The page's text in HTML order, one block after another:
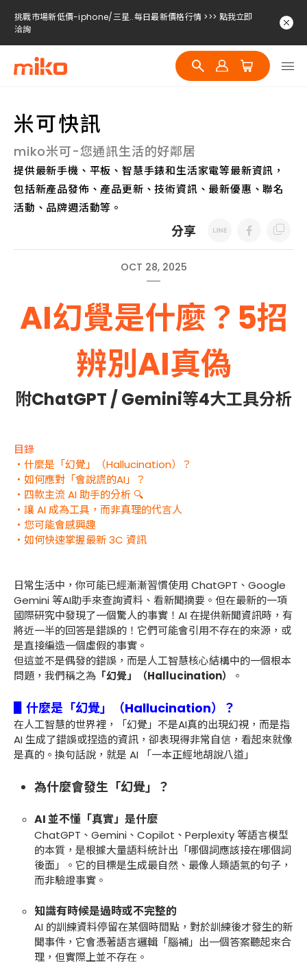
挑戰市場新低價-iphone/三星..每日最新價格行情 >>> 點我立即
洽詢
挑戰市場新低價-iphone/三星..每日最新價格行情 >>> 點我立即
洽詢
挑戰市場新低價-iphone/三星..每日最新價格行情 >>> 點我立即
米可快訊
miko米可-您通訊生活的好鄰居
提供最新手機、平板、智慧手錶和生活家電等最新資訊，
包括新產品發佈、產品更新、技術資訊、最新優惠、聯名
活動、品牌週活動等。
分享
OCT 28, 2025
AI幻覺是什麼？5招
辨別AI真偽
附ChatGPT / Gemini等4大工具分析
目錄
・什麼是「幻覺」（Hallucination）？
・如何應對「會說謊的AI」？
・四款主流 AI 助手的分析 🔍
・讓 AI 成為工具，而非真理的代言人
・您可能會感興趣
・如何快速掌握最新 3C 資訊
日常生活中，你可能已經漸漸習慣使用 ChatGPT、Google
Gemini 等AI助手來查詢資料、看新聞摘要。但在最新的一項
國際研究中發現了一個驚人的事實！AI 在提供新聞資訊時，有
將近一半的回答是錯誤的！它們可能會引用不存在的來源，或
是直接編造一個虛假的事實。
但這並不是偶發的錯誤，而是人工智慧核心結構中的一個根本
問題，我們稱之為 「幻覺」（Hallucination） 。
▋什麼是「幻覺」（Hallucination）？
在人工智慧的世界裡，「幻覺」不是AI真的出現幻視，而是指
AI 生成了錯誤或捏造的資訊，卻表現得非常自信，看起來就像
是真的。換句話說，就是 AI 「一本正經地胡說八道」
為什麼會發生「幻覺」？
AI 並不懂「真實」是什麼
ChatGPT、Gemini、Copilot、Perplexity 等語言模型
的本質，是根據大量語料統計出「哪個詞應該接在哪個詞
後面」。它的目標是生成最自然、最像人類語氣的句子，
而非驗證事實。
知識有時候是過時或不完整的
AI 的訓練資料停留在某個時間點，對於訓練後才發生的新
聞事件，它會憑著語言邏輯「腦補」出一個答案聽起來合
理，但實際上並不存在。